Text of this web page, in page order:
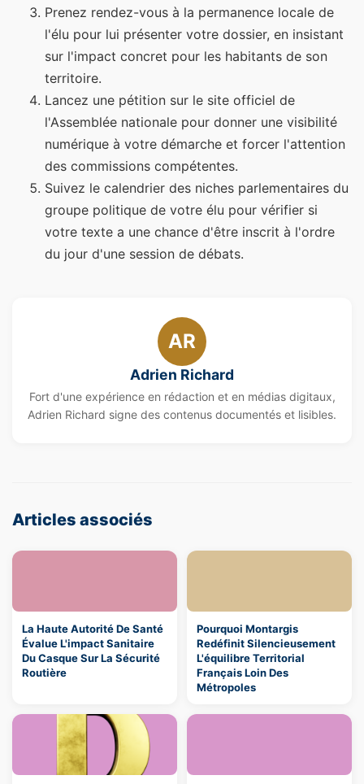
Prenez rendez-vous à la permanence locale de
l'élu pour lui présenter votre dossier, en insistant
sur l'impact concret pour les habitants de son
territoire.
Lancez une pétition sur le site officiel de
l'Assemblée nationale pour donner une visibilité
numérique à votre démarche et forcer l'attention
des commissions compétentes.
Suivez le calendrier des niches parlementaires du
groupe politique de votre élu pour vérifier si
votre texte a une chance d'être inscrit à l'ordre
du jour d'une session de débats.
AR
Adrien Richard
Fort d'une expérience en rédaction et en médias digitaux,
Adrien Richard signe des contenus documentés et lisibles.
Articles associés
La Haute Autorité De Santé
Évalue L'impact Sanitaire
Du Casque Sur La Sécurité
Routière
Pourquoi Montargis
Redéfinit Silencieusement
L'équilibre Territorial
Français Loin Des
Métropoles